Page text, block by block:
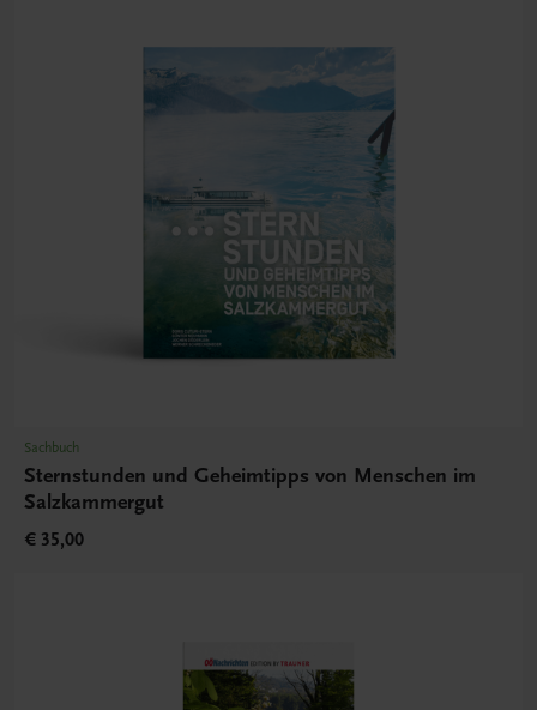
Sachbuch
Sternstunden und Geheimtipps von Menschen im
Salzkammergut
€ 35,00